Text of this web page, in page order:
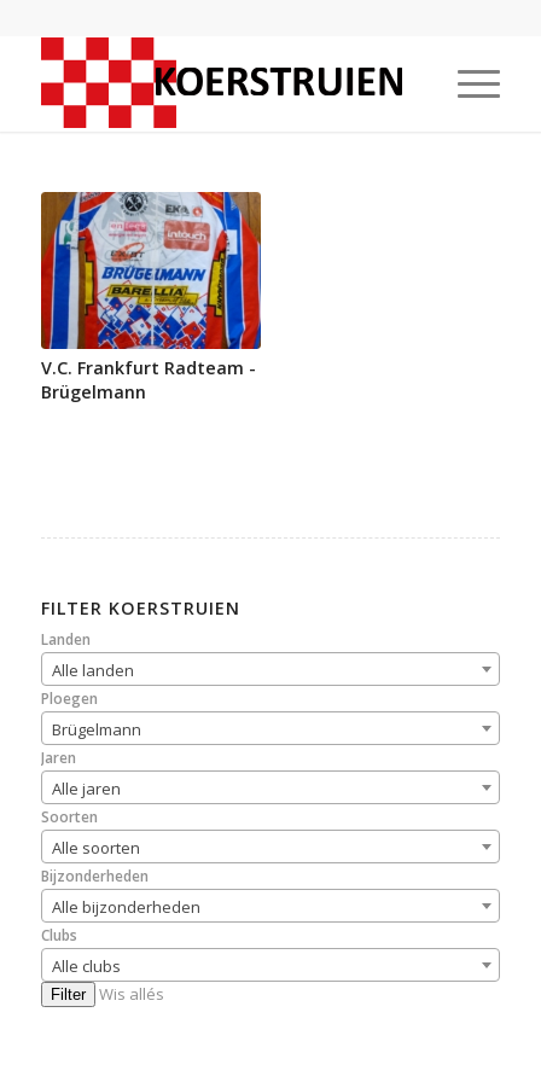
V.C. Frankfurt Radteam -
Brügelmann
FILTER KOERSTRUIEN
Landen
Alle landen
Ploegen
Brügelmann
Jaren
Alle jaren
Soorten
Alle soorten
Bijzonderheden
Alle bijzonderheden
Clubs
Alle clubs
Filter Wis allés